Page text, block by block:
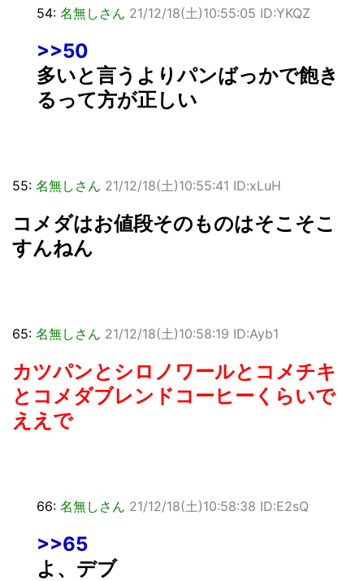
54: 名無しさん 21/12/18(土)10:55:05 ID:YKQZ
>>50
多いと言うよりパンばっかで飽き
るって方が正しい
55: 名無しさん 21/12/18(土)10:55:41 ID:xLuH
コメダはお値段そのものはそこそこ
すんねん
65: 名無しさん 21/12/18(土)10:58:19 ID:Ayb1
カツパンとシロノワールとコメチキ
とコメダブレンドコーヒーくらいで
ええで
66: 名無しさん 21/12/18(土)10:58:38 ID:E2sQ
>>65
よ、デブ